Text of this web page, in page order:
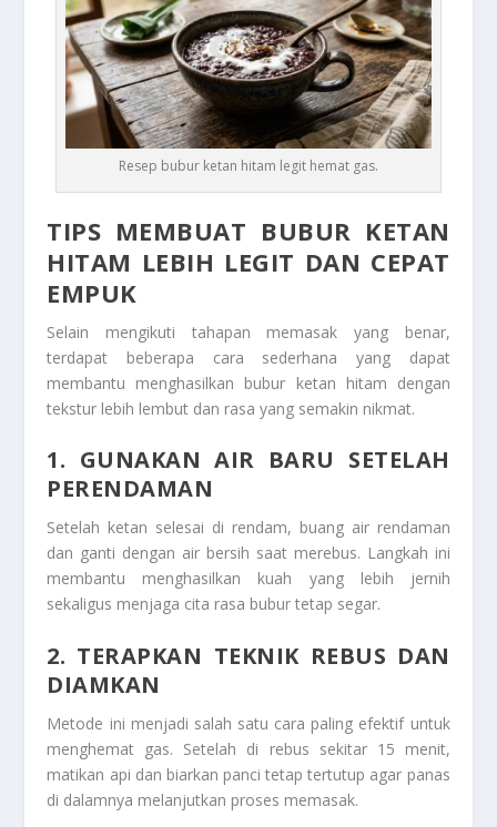
Resep bubur ketan hitam legit hemat gas.
TIPS MEMBUAT BUBUR KETAN
HITAM LEBIH LEGIT DAN CEPAT
EMPUK
Selain mengikuti tahapan memasak yang benar,
terdapat beberapa cara sederhana yang dapat
membantu menghasilkan bubur ketan hitam dengan
tekstur lebih lembut dan rasa yang semakin nikmat.
1. GUNAKAN AIR BARU SETELAH
PERENDAMAN
Setelah ketan selesai di rendam, buang air rendaman
dan ganti dengan air bersih saat merebus. Langkah ini
membantu menghasilkan kuah yang lebih jernih
sekaligus menjaga cita rasa bubur tetap segar.
2. TERAPKAN TEKNIK REBUS DAN
DIAMKAN
Metode ini menjadi salah satu cara paling efektif untuk
menghemat gas. Setelah di rebus sekitar 15 menit,
matikan api dan biarkan panci tetap tertutup agar panas
di dalamnya melanjutkan proses memasak.